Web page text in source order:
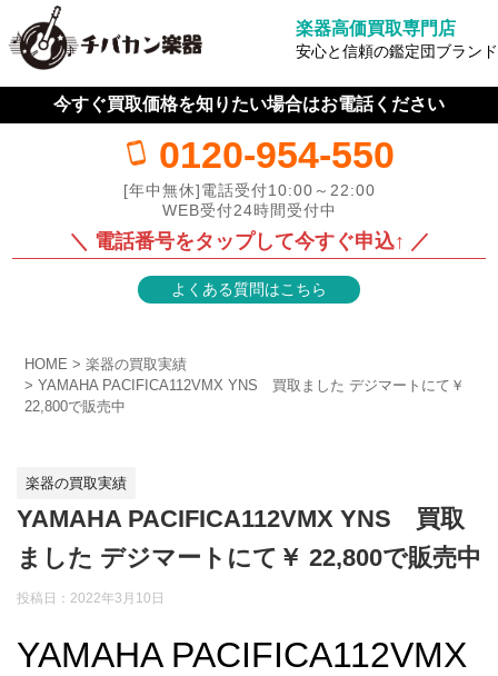
楽器高価買取専門店
安心と信頼の鑑定団ブランド
今すぐ買取価格を知りたい場合はお電話ください
0120-954-550
[年中無休]電話受付10:00～22:00
WEB受付24時間受付中
＼ 電話番号をタップして今すぐ申込↑ ／
よくある質問はこちら
HOME
楽器の買取実績
YAMAHA PACIFICA112VMX YNS 買取ました デジマートにて￥
22,800で販売中
楽器の買取実績
YAMAHA PACIFICA112VMX YNS 買取
ました デジマートにて￥ 22,800で販売中
投稿日：2022年3月10日
YAMAHA PACIFICA112VMX